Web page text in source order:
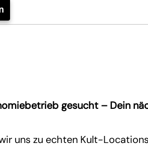
gesucht – Dein
uns zu echten Kult-